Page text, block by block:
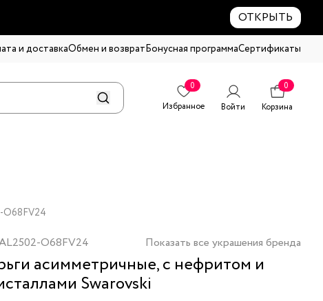
ОТКРЫТЬ
и доставкаОбмен и возвратБонусная программаСертификаты
0
Избранное
Войти
0
Корзина
O68FV24
O68FV24 Показать все украшения бренда
асимметричные, с нефритом и
Swarovski